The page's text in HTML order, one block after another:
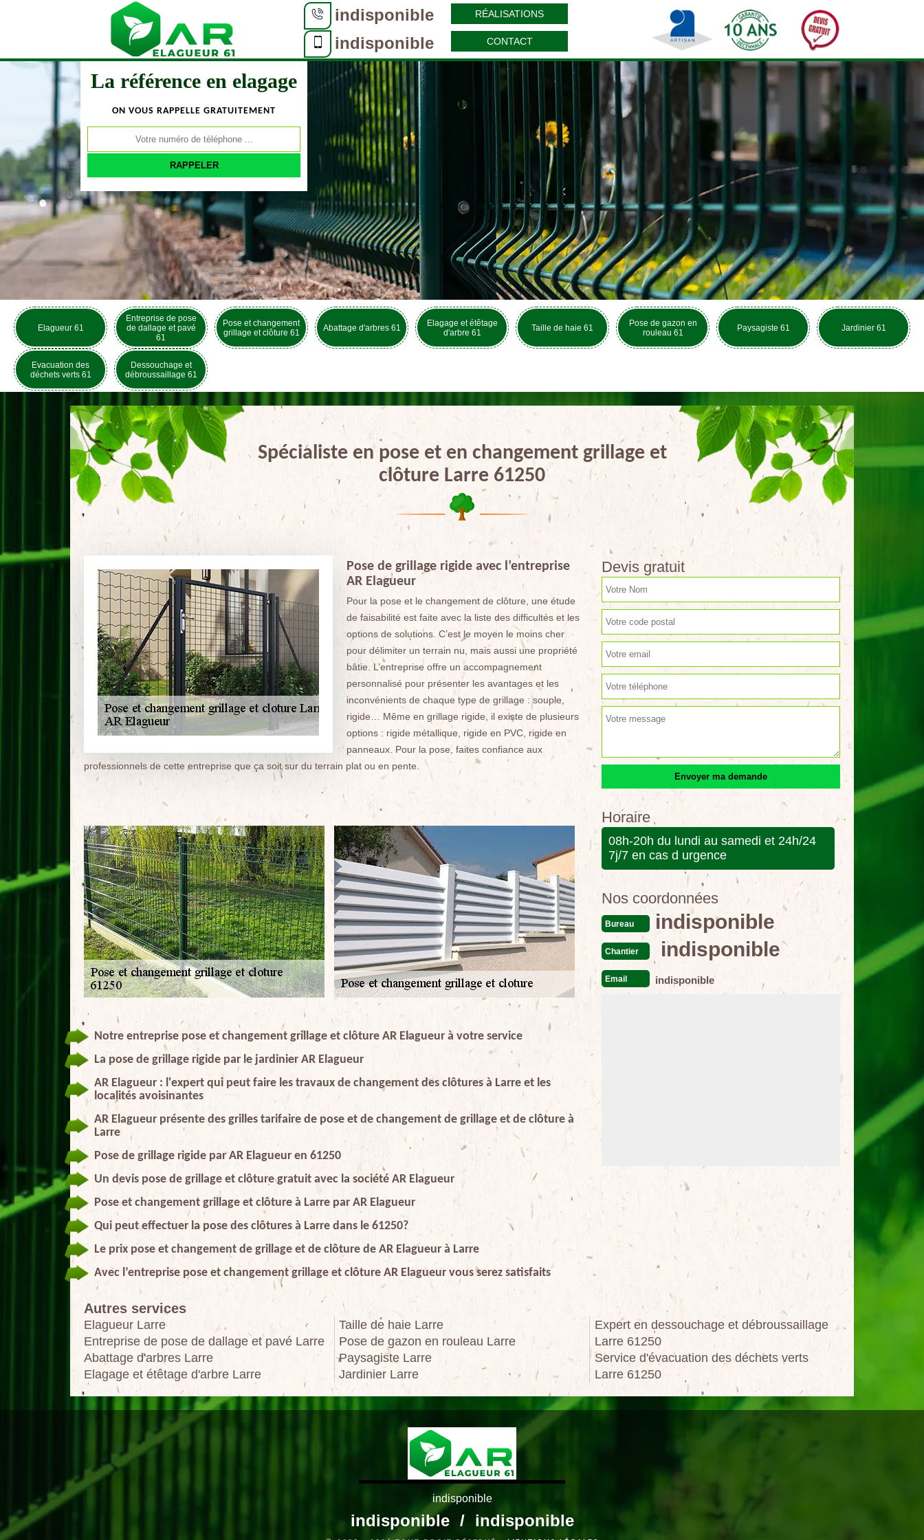
indisponible
indisponible
RÉALISATIONS
CONTACT
La référence en elagage
ON VOUS RAPPELLE GRATUITEMENT
Elagueur 61
Entreprise de pose
de dallage et pavé
61
Pose et changement
grillage et clôture 61
Abattage d'arbres 61
Elagage et étêtage
d'arbre 61
Taille de haie 61
Pose de gazon en
rouleau 61
Paysagiste 61 Jardinier 61
Evacuation des
déchets verts 61
Dessouchage et
débroussaillage 61
Spécialiste en pose et en changement grillage et
clôture Larre 61250
Pose de grillage rigide avec l’entreprise
AR Elagueur
Pour la pose et le changement de clôture, une étude
de faisabilité est faite avec la liste des difficultés et les
options de solutions. C’est le moyen le moins cher
pour délimiter un terrain nu, mais aussi une propriété
bâtie. L’entreprise offre un accompagnement
personnalisé pour présenter les avantages et les
inconvénients de chaque type de grillage : souple,
rigide… Même en grillage rigide, il existe de plusieurs
options : rigide métallique, rigide en PVC, rigide en
panneaux. Pour la pose, faites confiance aux
professionnels de cette entreprise que ça soit sur du terrain plat ou en pente.
Notre entreprise pose et changement grillage et clôture AR Elagueur à votre service
La pose de grillage rigide par le jardinier AR Elagueur
AR Elagueur : l'expert qui peut faire les travaux de changement des clôtures à Larre et les
localités avoisinantes
AR Elagueur présente des grilles tarifaire de pose et de changement de grillage et de clôture à
Larre
Pose de grillage rigide par AR Elagueur en 61250
Un devis pose de grillage et clôture gratuit avec la société AR Elagueur
Pose et changement grillage et clôture à Larre par AR Elagueur
Qui peut effectuer la pose des clôtures à Larre dans le 61250?
Le prix pose et changement de grillage et de clôture de AR Elagueur à Larre
Avec l’entreprise pose et changement grillage et clôture AR Elagueur vous serez satisfaits
Devis gratuit
Horaire
08h-20h du lundi au samedi et 24h/24
7j/7 en cas d urgence
Nos coordonnées
Bureau indisponible
Chantier indisponible
Email indisponible
Autres services
Elagueur Larre
Entreprise de pose de dallage et pavé Larre
Abattage d'arbres Larre
Elagage et étêtage d'arbre Larre
Taille de haie Larre
Pose de gazon en rouleau Larre
Paysagiste Larre
Jardinier Larre
Expert en dessouchage et débroussaillage
Larre 61250
Service d'évacuation des déchets verts
Larre 61250
indisponible
indisponible / indisponible